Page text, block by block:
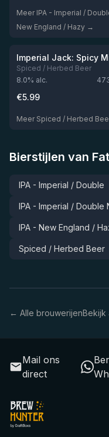
Meer IPA - Imperial /
New England / Hazy →
Niet op
★3.4
Spiced / Herbed Beer
8.0% alc.
€5.99
Meer Spiced / Herbed
Bierstijlen van
IPA - Imperial / Double
IPA - Imperial / Double
IPA - New England /
Spiced / Herbed Beer
← Alle brouwerijenBekijk
Mail ons
direct